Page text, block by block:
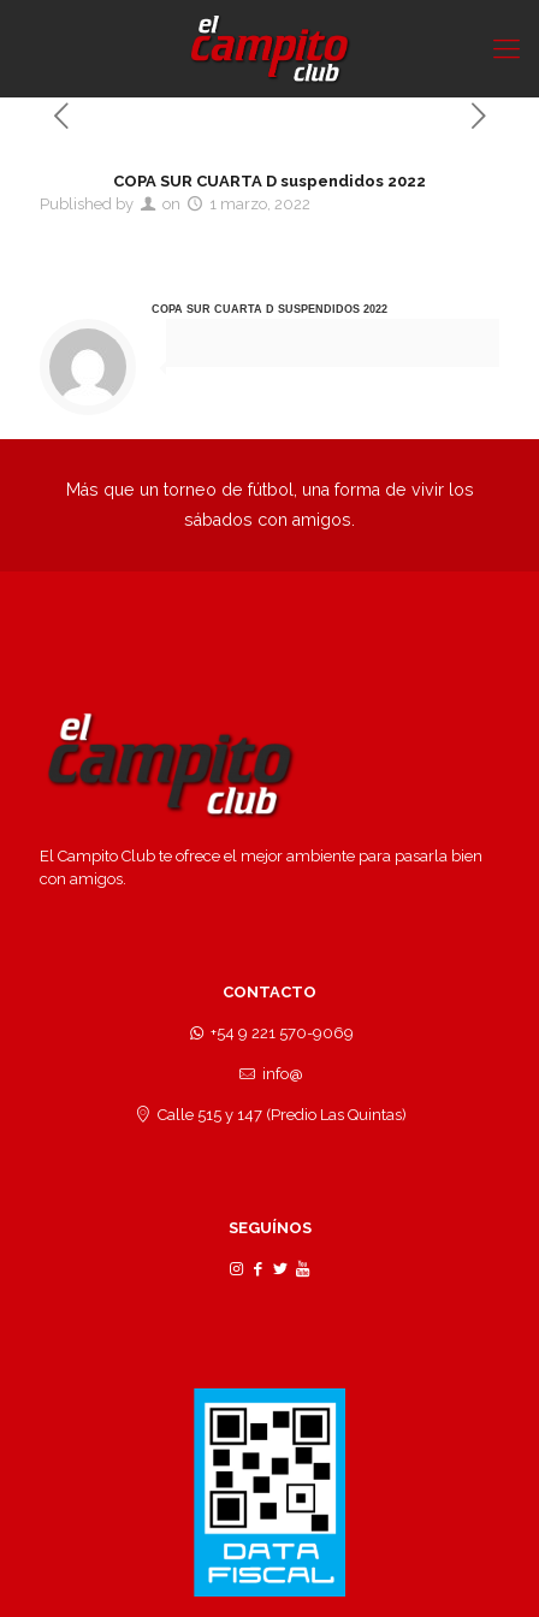
COPA SUR CUARTA D suspendidos 2022
Published by
on 1 marzo, 2022
COPA SUR CUARTA D suspendidos 2022
Más que un torneo de fútbol, una forma de vivir los
sábados con amigos.
El Campito Club te ofrece el mejor ambiente para pasarla bien
con amigos.
CONTACTO
+54 9 221 570-9069
info@
Calle 515 y 147 (Predio Las Quintas)
SEGUÍNOS